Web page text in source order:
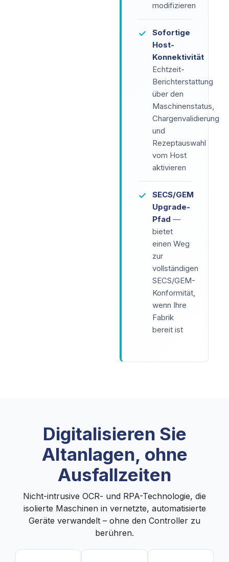
modifizieren
✓
Sofortige
Host-
Konnektivität
Echtzeit-
Berichterstattung
über den
Maschinenstatus,
Chargenvalidierung
und
Rezeptauswahl
vom Host
aktivieren
✓
SECS/GEM
Upgrade-
Pfad —
bietet
einen Weg
zur
vollständigen
SECS/GEM-
Konformität,
wenn Ihre
Fabrik
bereit ist
Digitalisieren Sie
Altanlagen, ohne
Ausfallzeiten
Nicht-intrusive OCR- und RPA-Technologie, die
isolierte Maschinen in vernetzte, automatisierte
Geräte verwandelt – ohne den Controller zu
berühren.